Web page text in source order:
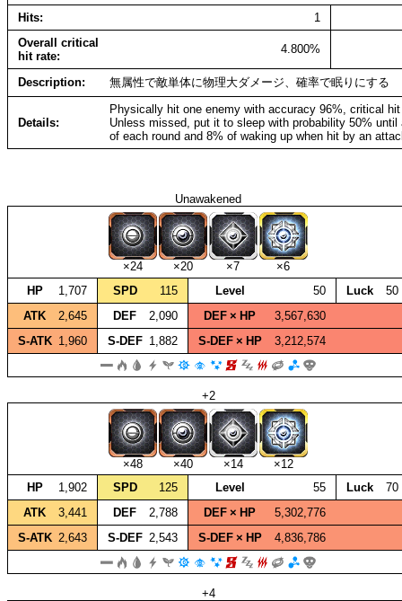
Hits
1
Overall critical
hit rate
4.800%
Description 無属性で敵単体に物理大ダメージ、確率で眠りにする
Details
Physically hit one enemy with accuracy 96%, critical
Unless missed, put it to sleep with probability 50%
of each round and 8% of waking up when hit by an
Unawakened
×24 ×20 ×7
×6
HP
1,707 SPD 115 Level 50 Luck
50
ATK
2,645 DEF 2,090 DEF × HP
3,567,630
S‑ATK 1,960 S‑DEF 1,882 S‑DEF × HP 3,212,574
+2
×48 ×40 ×14
×12
HP
1,902 SPD 125 Level 55 Luck
70
ATK
3,441 DEF 2,788 DEF × HP
5,302,776
S‑ATK 2,643 S‑DEF 2,543 S‑DEF × HP 4,836,786
+4